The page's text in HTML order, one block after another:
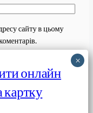
сайту в цьому
Завантажити
онлайн
картку